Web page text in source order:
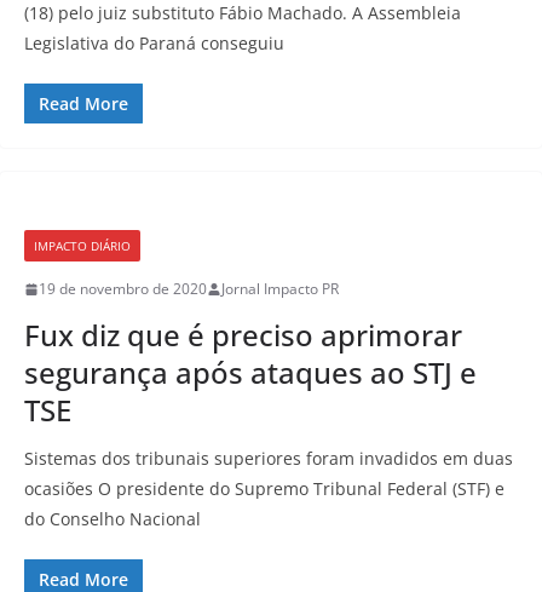
(18) pelo juiz substituto Fábio Machado. A Assembleia
Legislativa do Paraná conseguiu
Read More
IMPACTO DIÁRIO
19 de novembro de 2020 Jornal Impacto PR
Fux diz que é preciso aprimorar
segurança após ataques ao STJ e
TSE
Sistemas dos tribunais superiores foram invadidos em duas
ocasiões O presidente do Supremo Tribunal Federal (STF) e
do Conselho Nacional
Read More